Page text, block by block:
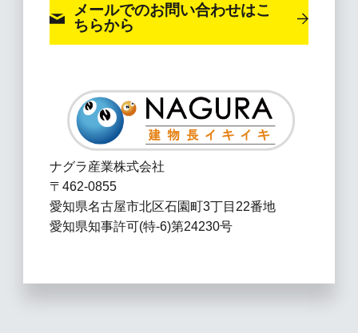
メールでのお問い合わせはこ
ちらから
ナグラ産業株式会社
〒462-0855
愛知県名古屋市北区石園町3丁目22番地
愛知県知事許可(特-6)第24230号